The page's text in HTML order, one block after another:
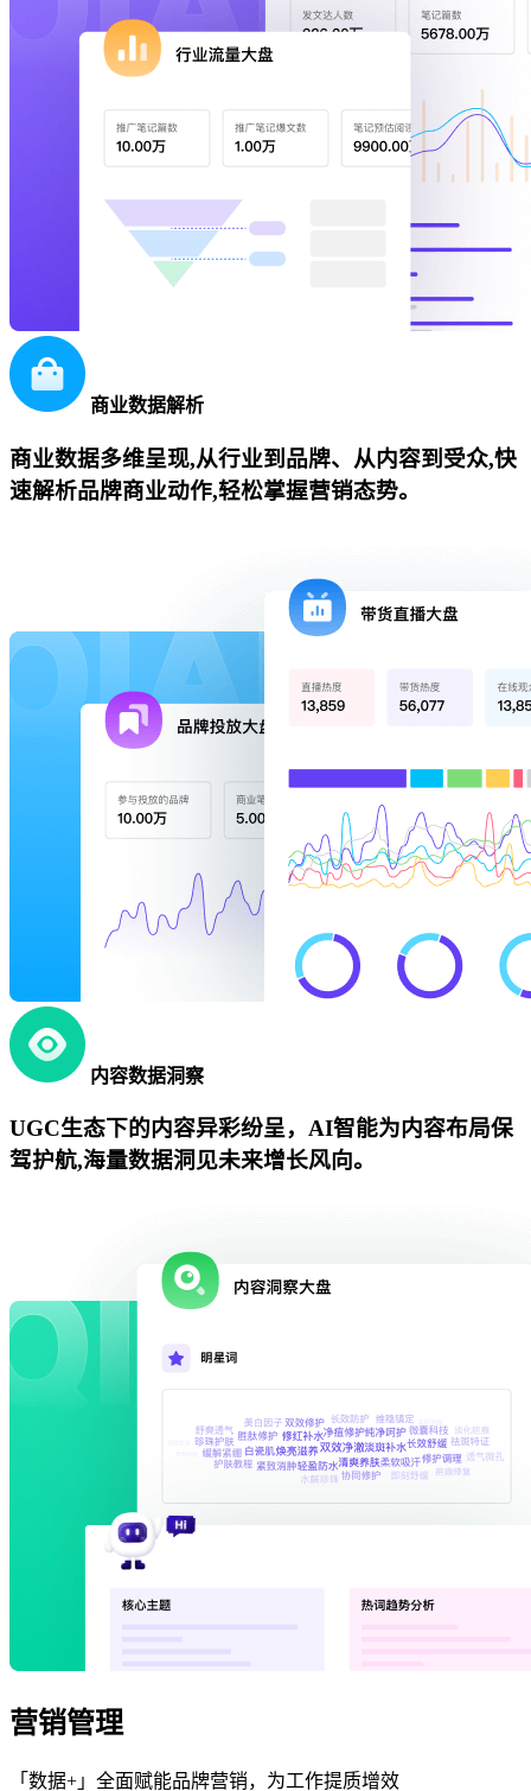
商业数据解析
商业数据多维呈现,从行业到品牌、从内容到受众,快
速解析品牌商业动作,轻松掌握营销态势。
内容数据洞察
UGC生态下的内容异彩纷呈，AI智能为内容布局保
驾护航,海量数据洞见未来增长风向。
营销管理
「数据+」全面赋能品牌营销，为工作提质增效